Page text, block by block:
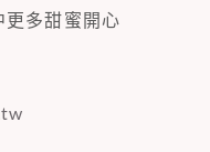
多甜蜜開心